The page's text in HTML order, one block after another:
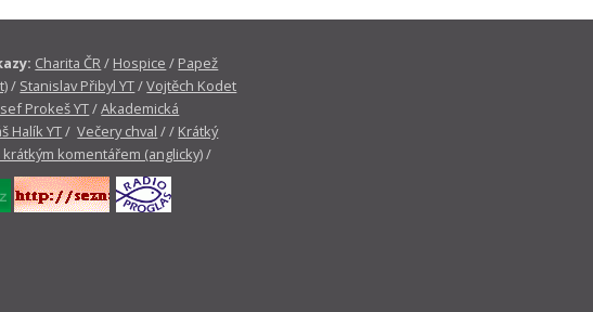
Charita ČR/ Hospice / Papež
/ Stanislav Přibyl YT/Vojtěch Kodet
Prokeš YT/Akademická
Halík YT/Večery chval / / Krátký
komentářem (anglicky)/